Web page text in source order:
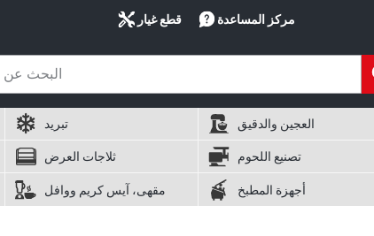
قطع غيار مركز المساعدة
تبريد العجين والدقيق
ثلاجات العرض تصنيع اللحوم
مقهى، آيس كريم ووافل أجهزة المطبخ